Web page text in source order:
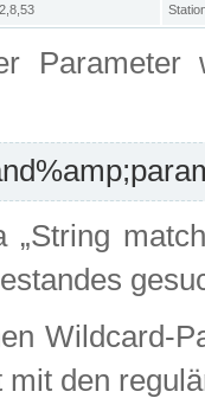
Parameter
„String
Wildcard-
den